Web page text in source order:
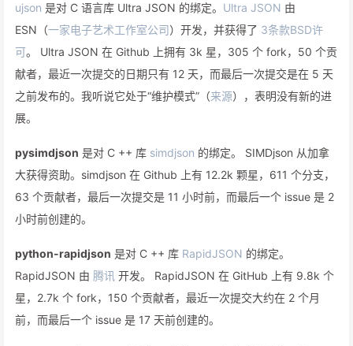
ujson 是对 C 语言库 Ultra JSON 的绑定。 Ultra JSON 由
ESN（一家电子艺术工作室公司）开发，并获得了 3条款BSD许
可。 Ultra JSON 在 Github 上拥有 3k 星，305 个 fork，50 个贡
献者，最近一次提交的日期只有 12 天，而最后一次提交是在 5 天
之前发布的。我听说它处于“维护模式”（来源），表明没有新的进
展。
pysimdjson 是对 C ++ 库 simdjson 的绑定。 SIMDjson 从加拿
大获得资助。simdjson 在 Github 上有 12.2k 颗星，611 个分支，
63 个贡献者，最后一次提交是 11 小时前，而最后一个 issue 是 2
小时前创建的。
python-rapidjson 是对 C ++ 库 RapidJSON 的绑定。
RapidJSON 由 腾讯 开发。 RapidJSON 在 GitHub 上有 9.8k 个
星，2.7k 个 fork，150 个贡献者，最近一次提交大约在 2 个月
前，而最后一个 issue 是 17 天前创建的。